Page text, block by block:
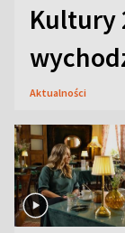
Kultury
Aktualności